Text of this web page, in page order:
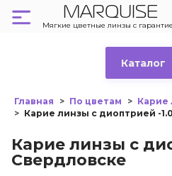
MARQUISE
Мягкие цветные линзы с
Каталог
Главная По цветам
Карие
Карие линзы с диоптрией -
Карие линзы с
Свердловске